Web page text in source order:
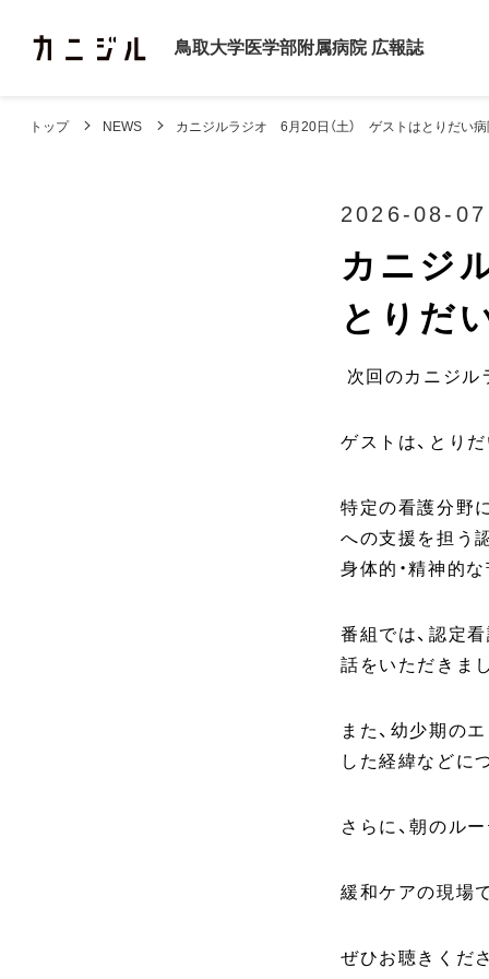
鳥取大学医学部附属病院 広報誌
トップ NEWS カニジルラジオ 6月20日（土） ゲストはとりだい
2026-08-07
カニジ
とりだ
次回のカニジル
ゲストは、とり
特定の看護分野
への支援を担う
身体的・精神的
番組では、認定
話をいただきま
また、幼少期の
した経緯などに
さらに、朝のル
緩和ケアの現場
ぜひお聴きくだ